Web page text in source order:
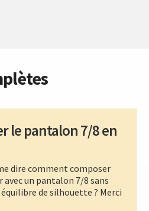
le pantalon 7/8 en
dire comment composer
un pantalon 7/8 sans
de silhouette ? Merci